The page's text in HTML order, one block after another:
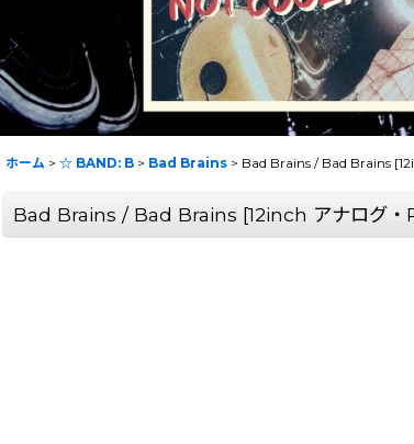
ホーム > ☆ BAND: B > Bad Brains > Bad Brains / Bad Brains
Bad Brains / Bad Brains [12inch アナログ・